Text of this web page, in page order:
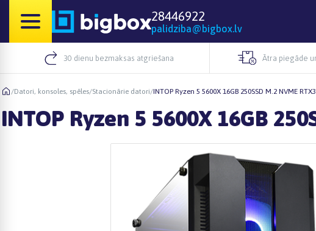
28446922
palidziba@bigbox.lv
30 dienu bezmaksas atgriešana Ātra piegāde
/Datori, konsoles, spēles/Stacionārie datori/INTOP Ryzen 5 5600X 16GB 250SSD M.2 NVME
INTOP Ryzen 5 5600X 16GB